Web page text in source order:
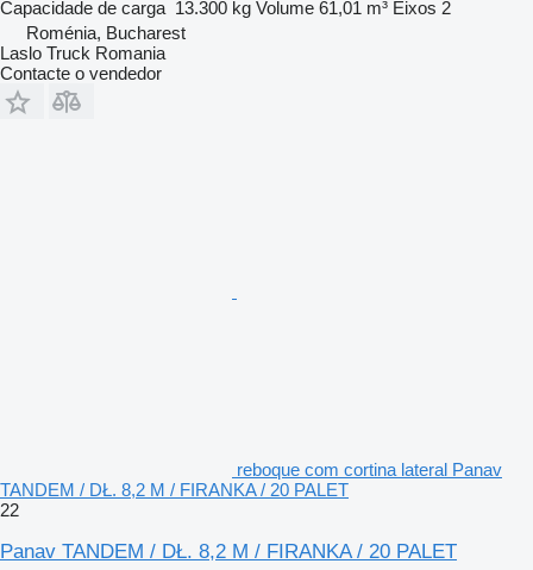
Capacidade de carga 13.300 kg Volume 61,01 m³ Eixos 2
Roménia, Bucharest
Laslo Truck Romania
Contacte o vendedor
reboque com cortina lateral Panav
TANDEM / DŁ. 8,2 M / FIRANKA / 20 PALET
22
Panav TANDEM / DŁ. 8,2 M / FIRANKA / 20 PALET